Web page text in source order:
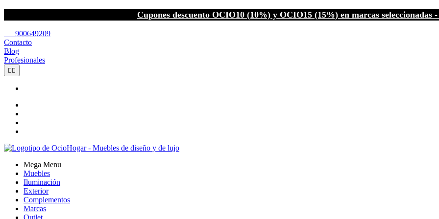
Cupones descuento OCIO10 (10%) y OCIO15 (15%) en marcas seleccionadas
900649209
Contacto
Blog
Profesionales
 
Mega Menu
Muebles
Iluminación
Exterior
Complementos
Marcas
Outlet